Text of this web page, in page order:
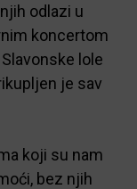
odlazi u
koncertom
lole
je sav
koji su nam
bez njih